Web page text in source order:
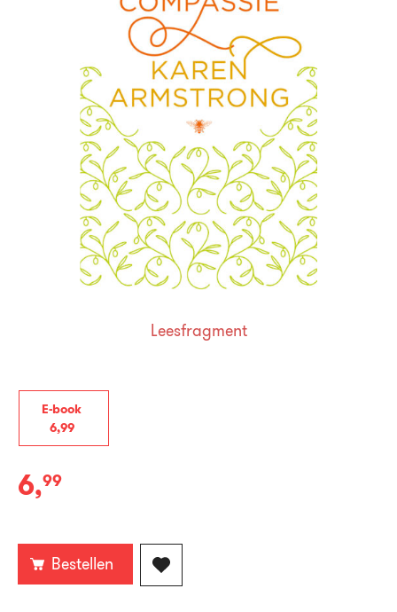
E-book
6,99
E-
6,99
Bestellen
Leesfragment